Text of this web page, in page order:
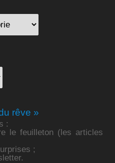
rêve »
:
le feuilleton (les articles
;